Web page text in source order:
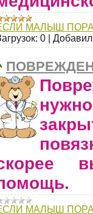
МАЛЫШ
0
МАЛЫШ